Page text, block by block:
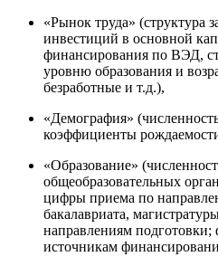
«Рынок труда» (структура
инвестиций в основной
финансирования по ВЭД,
уровню образования и
безработные и т.д.),
«Демография»
коэффициенты
«Образование»
общеобразовательных
цифры приема по
бакалавриата,
направлениям подготовки;
источникам